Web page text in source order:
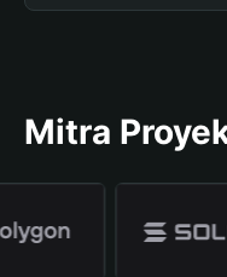
Mitra